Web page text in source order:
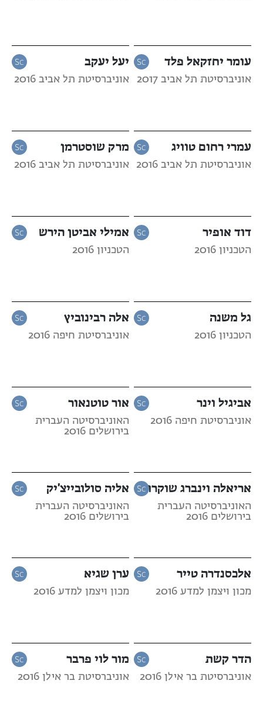
עומר יחזקאל פלד
אוניברסיטת תל אביב 2017
יעל יעקב
אוניברסיטת תל אביב 2016
עמרי רחום טוויג
אוניברסיטת תל אביב 2016
מרק שוסטרמן
אוניברסיטת תל אביב 2016
דוד אופיר
הטכניון 2016
אמילי אביטן הירש
הטכניון 2016
גל משנה
הטכניון 2016
אלה רבינוביץ
אוניברסיטת חיפה 2016
אביגיל וינר
אוניברסיטת חיפה 2016
אור טוטנאור
האוניברסיטה העברית
בירושלים 2016
אריאלה וינברג שוקרון
האוניברסיטה העברית
בירושלים 2016
אליה סולובייצ'יק
האוניברסיטה העברית
בירושלים 2016
אלכסנדרה טייר
מכון ויצמן למדע 2016
ערן שגיא
מכון ויצמן למדע 2016
הדר קשת
אוניברסיטת בר אילן 2016
מור לוי פרבר
אוניברסיטת בר אילן 2016